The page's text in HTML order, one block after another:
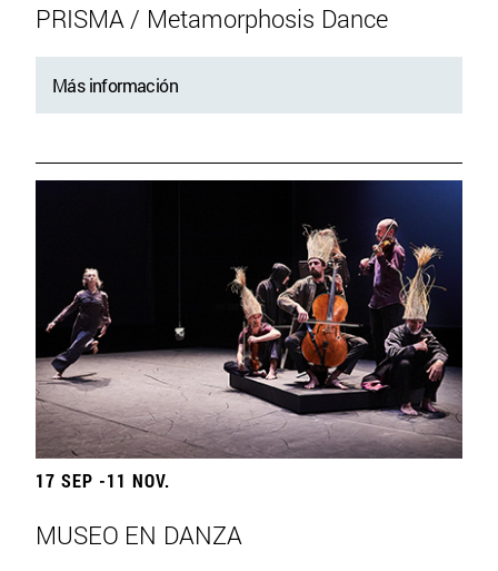
PRISMA / Metamorphosis Dance
Más información
17 SEP -11 NOV.
MUSEO EN DANZA